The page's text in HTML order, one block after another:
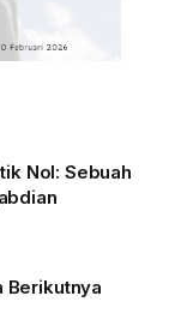
Nol: Sebuah
Berikutnya